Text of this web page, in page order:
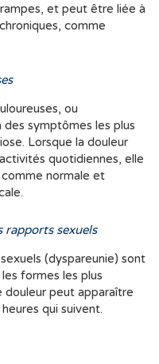
et peut être liée à
comme
ou
symptômes les plus
Lorsque la douleur
quotidiennes, elle
normale et
rapports sexuels
(dyspareunie) sont
formes les plus
peut apparaître
qui suivent.